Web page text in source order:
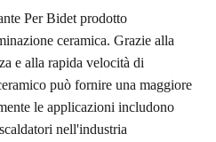
Per Bidet prodotto
ceramica. Grazie alla
e alla rapida velocità di
può fornire una maggiore
le applicazioni includono
nell'industria